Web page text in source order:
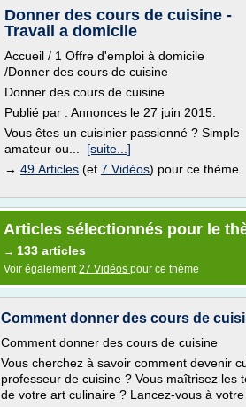
Donner des cours de cuisine -
Travail a domicile
Accueil / 1 Offre d'emploi à domicile
/Donner des cours de cuisine
Donner des cours de cuisine
Publié par : Annonces le 27 juin 2015.
Vous êtes un cuisinier passionné ? Simple
amateur ou... [suite...]
→ 49 Articles (et 7 Vidéos) pour ce thème
Articles sélectionnés pour le
→ 133 articles
Voir également27 Vidéos pour ce thème
Comment donner des cours de
Comment donner des cours de cuisine
Vous cherchez à savoir comment devenir
professeur de cuisine ? Vous maîtrisez les
de votre art culinaire ? Lancez-vous à